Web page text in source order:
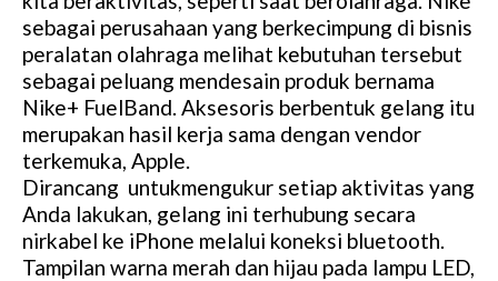
sebagai perusahaan yang berkecimpung di bisnis
peralatan olahraga melihat kebutuhan tersebut
sebagai peluang mendesain produk bernama
Nike+ FuelBand. Aksesoris berbentuk gelang itu
merupakan hasil kerja sama dengan vendor
terkemuka, Apple.
Dirancang untukmengukur setiap aktivitas yang
Anda lakukan, gelang ini terhubung secara
nirkabel ke iPhone melalui koneksi bluetooth.
Tampilan warna merah dan hijau pada lampu LED,